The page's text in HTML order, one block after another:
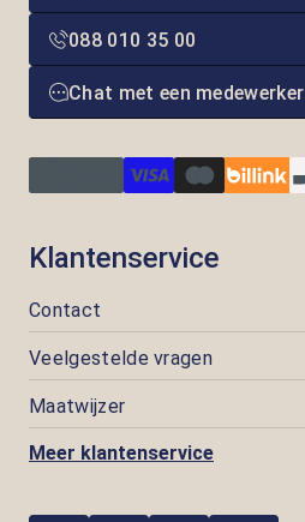
088 010 35 00
Chat met een medewerker
Klantenservice
Contact
Veelgestelde vragen
Maatwijzer
Meer klantenservice